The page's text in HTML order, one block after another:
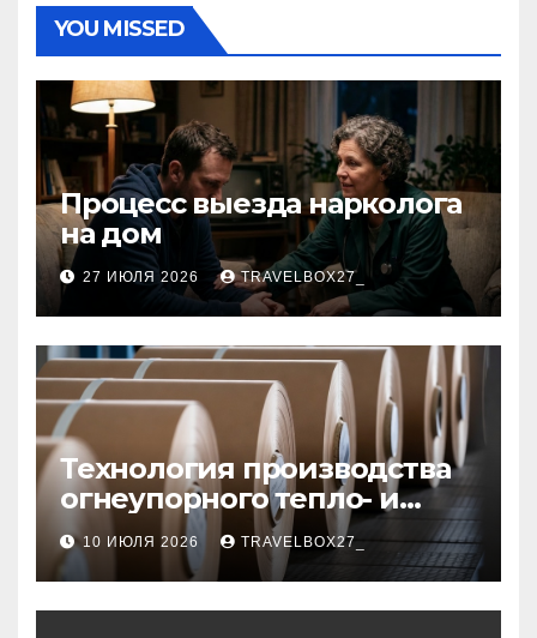
YOU MISSED
Процесс выезда нарколога
на дом
27 ИЮЛЯ 2026 TRAVELBOX27_
Технология производства
огнеупорного тепло- и
звукоизоляционного
картона из
муллитокремнеземистого
волокна
10 ИЮЛЯ 2026 TRAVELBOX27_